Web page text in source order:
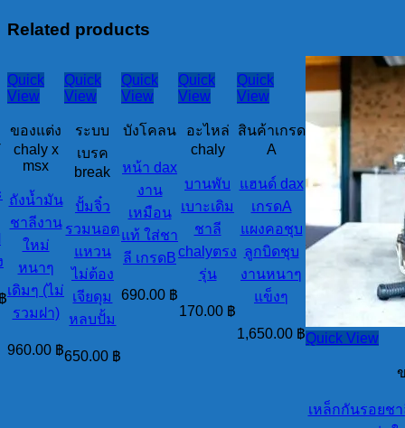
Related products
Quick
View
ของแต่ง
chaly x
msx
ถังน้ำมัน
ชาลีงาน
ใหม่
หนาๆ
เดิมๆ (ไม่
รวมฝา)
960.00 ฿
Quick
View
ระบบ
เบรค
break
ปั้มจิ๋ว
รวมนอต
แหวน
ไม่ต้อง
เจียดุม
หลบปั้ม
650.00 ฿
Quick
View
บังโคลน
หน้า dax
งาน
เหมือน
แท้ ใส่ชา
ลี เกรดB
690.00 ฿
Quick
View
อะไหล่
chaly
บานพับ
เบาะเดิม
ชาลี
chalyตรง
รุ่น
170.00 ฿
Quick
View
สินค้าเกรด
A
แฮนด์ dax
เกรดA
แผงคอชุบ
ลูกบิดชุบ
งานหนาๆ
แข็งๆ
1,650.00 ฿Quick View
เหล็กกันรอยช